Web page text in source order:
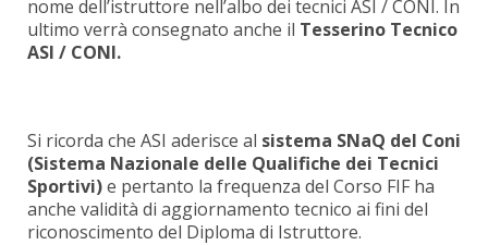
nome dell’istruttore nell’albo dei tecnici ASI / CONI. In
ultimo verrà consegnato anche il Tesserino Tecnico
ASI / CONI.
Si ricorda che ASI aderisce al sistema SNaQ del Coni
(Sistema Nazionale delle Qualifiche dei Tecnici
Sportivi)e pertanto la frequenza del Corso FIF ha
anche validità di aggiornamento tecnico ai fini del
riconoscimento del Diploma di Istruttore.